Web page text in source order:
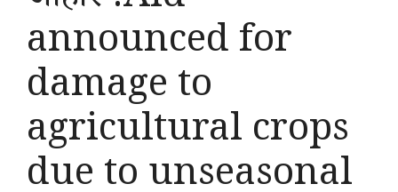
announced for
damage to
agricultural crops
due to unseasonal